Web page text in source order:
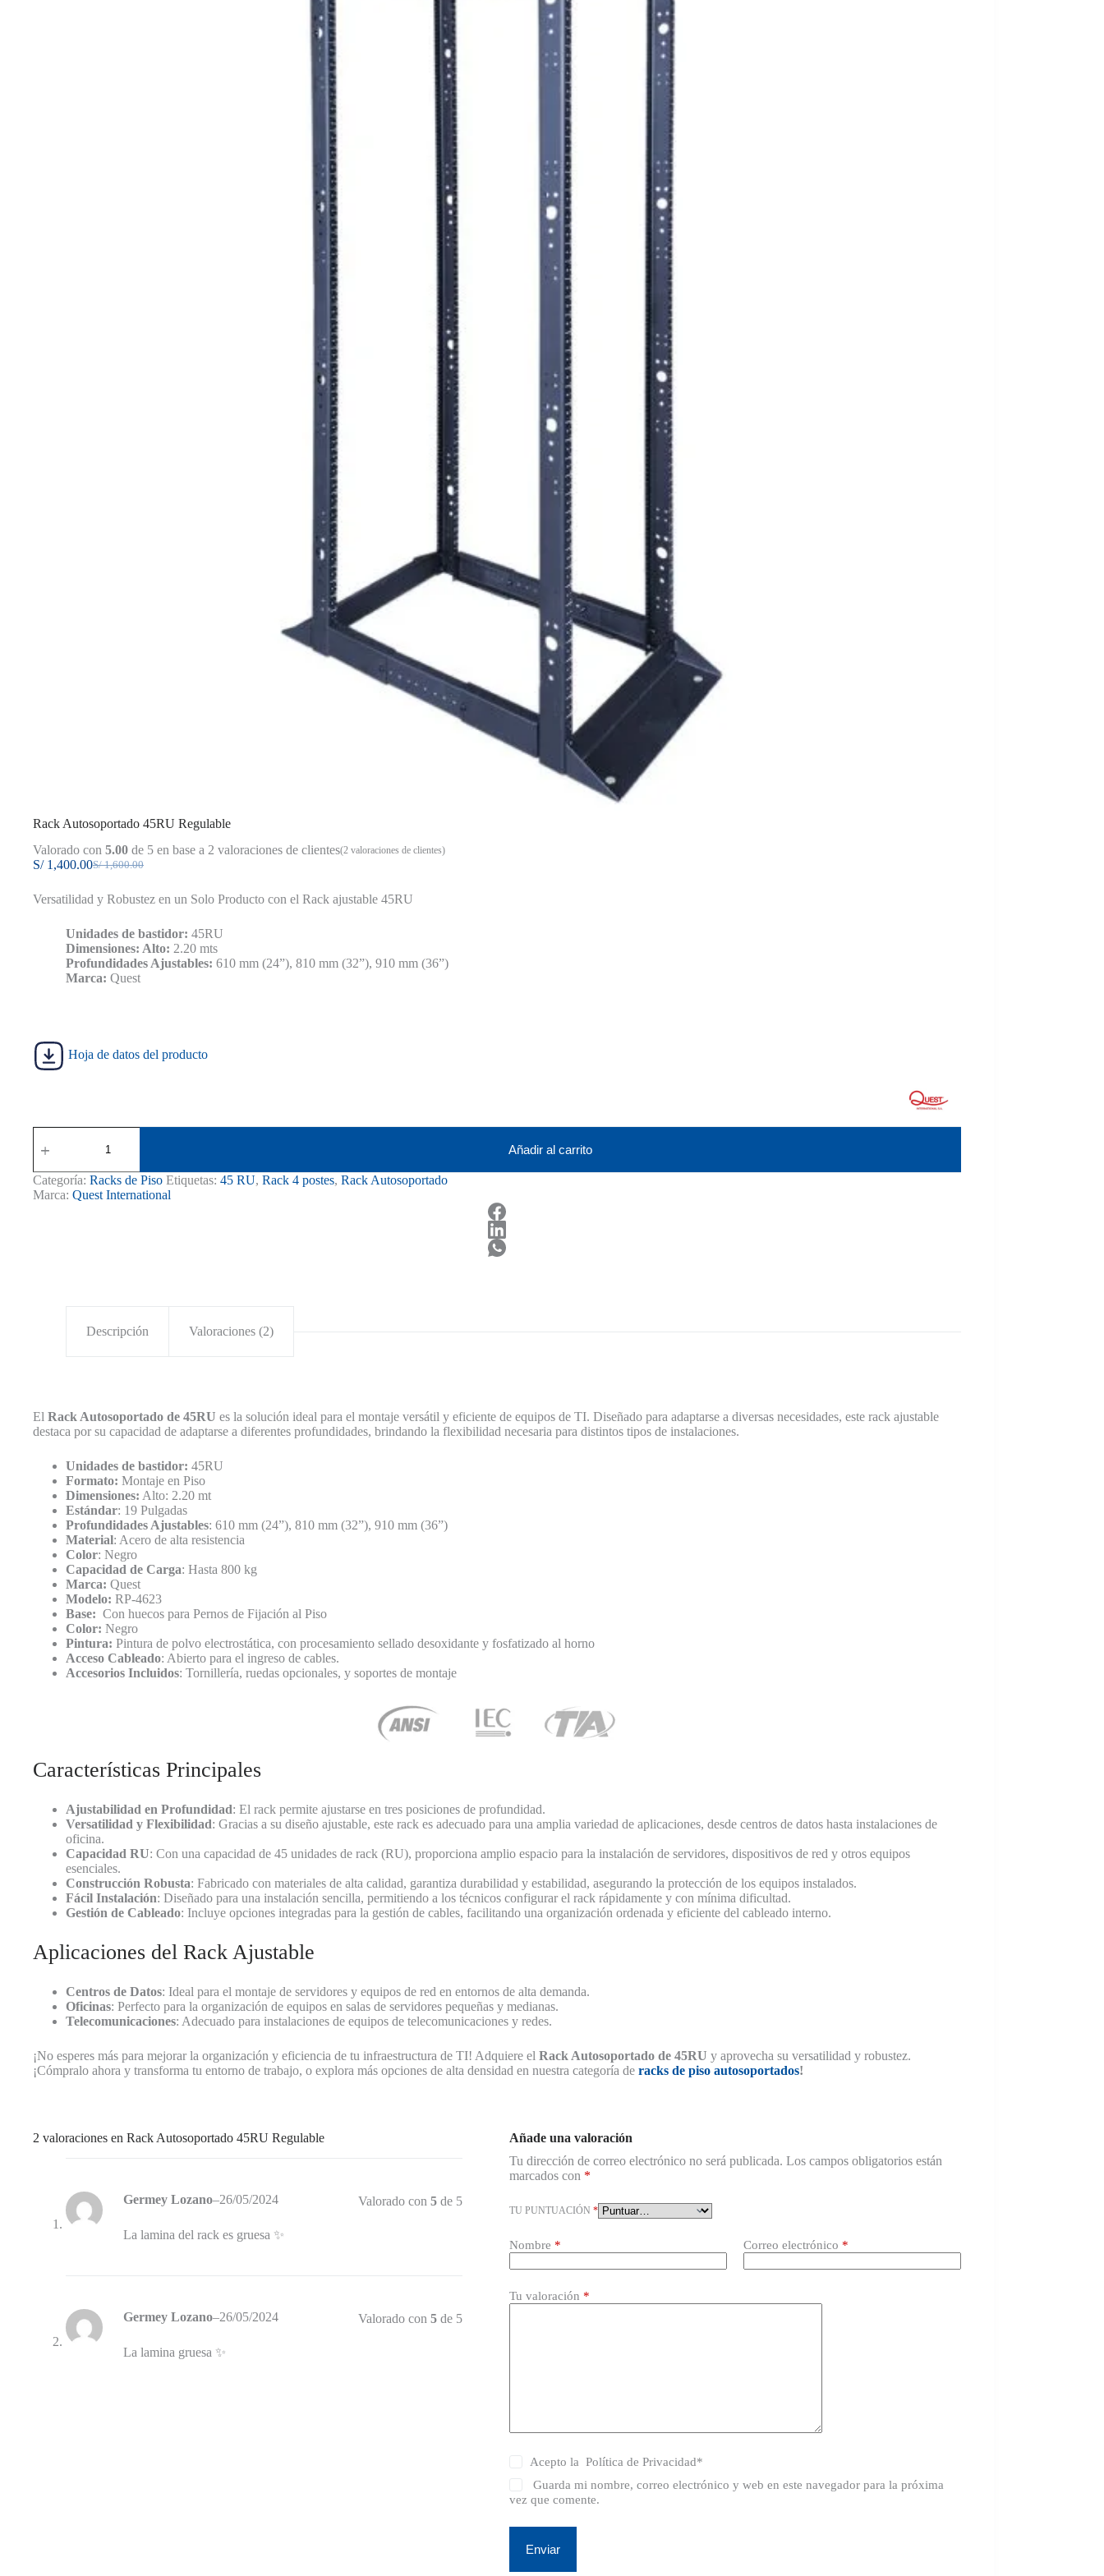
Rack Autosoportado 45RU Regulable
Valorado con 5.00 de 5 en base a 2 valoraciones de clientes(2 valoraciones de clientes)
S/1,600.00
El
original
S/ 1,600.00.
S/1,400.00El
actual
S/ 1,400.00.
Versatilidad y Robustez en un Solo Producto con el Rack ajustable 45RU
Unidades de bastidor: 45RU
Dimensiones: Alto: 2.20 mts
Profundidades Ajustables: 610 mm (24”), 810 mm (32”), 910 mm (36”)
Marca: Quest
Hoja de datos del producto
Autosoportado
Regulable
cantidad
Añadir al carrito
Categoría: Racks de Piso Etiquetas: 45 RU, Rack 4 postes, Rack Autosoportado
Marca: Quest International
Descripción Valoraciones (2)
El Rack Autosoportado de 45RU es la solución ideal para el montaje versátil y eficiente de equipos de TI. Diseñado para adaptarse a diversas necesidades, este rack ajustable
destaca por su capacidad de adaptarse a diferentes profundidades, brindando la flexibilidad necesaria para distintos tipos de instalaciones.
Unidades de bastidor: 45RU
Formato: Montaje en Piso
Dimensiones: Alto: 2.20 mt
Estándar: 19 Pulgadas
Profundidades Ajustables: 610 mm (24”), 810 mm (32”), 910 mm (36”)
Material: Acero de alta resistencia
Color: Negro
Capacidad de Carga: Hasta 800 kg
Marca: Quest
Modelo: RP-4623
Base: Con huecos para Pernos de Fijación al Piso
Color: Negro
Pintura: Pintura de polvo electrostática, con procesamiento sellado desoxidante y fosfatizado al horno
Acceso Cableado: Abierto para el ingreso de cables.
Accesorios Incluidos: Tornillería, ruedas opcionales, y soportes de montaje
Características Principales
Ajustabilidad en Profundidad: El rack permite ajustarse en tres posiciones de profundidad.
Versatilidad y Flexibilidad: Gracias a su diseño ajustable, este rack es adecuado para una amplia variedad de aplicaciones, desde centros de datos hasta instalaciones de
oficina.
Capacidad RU: Con una capacidad de 45 unidades de rack (RU), proporciona amplio espacio para la instalación de servidores, dispositivos de red y otros equipos
esenciales.
Construcción Robusta: Fabricado con materiales de alta calidad, garantiza durabilidad y estabilidad, asegurando la protección de los equipos instalados.
Fácil Instalación: Diseñado para una instalación sencilla, permitiendo a los técnicos configurar el rack rápidamente y con mínima dificultad.
Gestión de Cableado: Incluye opciones integradas para la gestión de cables, facilitando una organización ordenada y eficiente del cableado interno.
Aplicaciones del Rack Ajustable
Centros de Datos: Ideal para el montaje de servidores y equipos de red en entornos de alta demanda.
Oficinas: Perfecto para la organización de equipos en salas de servidores pequeñas y medianas.
Telecomunicaciones: Adecuado para instalaciones de equipos de telecomunicaciones y redes.
¡No esperes más para mejorar la organización y eficiencia de tu infraestructura de TI! Adquiere el Rack Autosoportado de 45RU y aprovecha su versatilidad y robustez.
¡Cómpralo ahora y transforma tu entorno de trabajo, o explora más opciones de alta densidad en nuestra categoría de racks de piso autosoportados!
2 valoraciones en Rack Autosoportado 45RU Regulable
Valorado con5 de 5
Germey Lozano–26/05/2024
La lamina del rack es gruesa ✨
Valorado con5 de 5
Germey Lozano–26/05/2024
La lamina gruesa ✨
Añade una valoración
Tu dirección de correo electrónico no será publicada. Los campos obligatorios están
marcados con *
TU PUNTUACIÓN *
Nombre * Correo electrónico *
Tu valoración *
Acepto la Política de Privacidad*
Guarda mi nombre, correo electrónico y web en este navegador para la próxima
vez que comente.
Enviar